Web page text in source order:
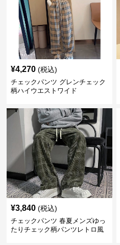
¥4,270 (税込)
チェックパンツ グレンチェック
柄ハイウエストワイド
¥3,840 (税込)
チェックパンツ 春夏メンズゆっ
たりチェック柄パンツレトロ風